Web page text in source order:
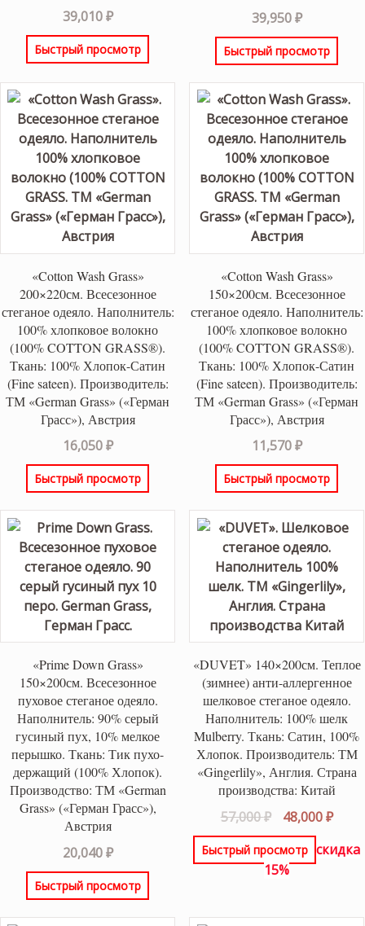
Оценка5.00
из 5
39,010₽
Быстрый просмотр
39,950₽
Быстрый просмотр
«Cotton Wash Grass»
200×220см. Всесезонное
стеганое одеяло. Наполнитель:
100% хлопковое волокно
(100% COTTON GRASS®).
Ткань: 100% Хлопок-Сатин
(Fine sateen). Производитель:
ТМ «German Grass» («Герман
Грасс»), Австрия
16,050₽
Быстрый просмотр
«Cotton Wash Grass»
150×200см. Всесезонное
стеганое одеяло. Наполнитель:
100% хлопковое волокно
(100% COTTON GRASS®).
Ткань: 100% Хлопок-Сатин
(Fine sateen). Производитель:
ТМ «German Grass» («Герман
Грасс»), Австрия
11,570₽
Быстрый просмотр
«Prime Down Grass»
150×200см. Всесезонное
пуховое стеганое одеяло.
Наполнитель: 90% серый
гусиный пух, 10% мелкое
перышко. Ткань: Тик пухо-
держащий (100% Хлопок).
Производство: ТМ «German
Grass» («Герман Грасс»),
Австрия
20,040₽
Быстрый просмотр
«DUVET» 140×200см. Теплое
(зимнее) анти-аллергенное
шелковое стеганое одеяло.
Наполнитель: 100% шелк
Mulberry. Ткань: Сатин, 100%
Хлопок. Производитель: ТМ
«Gingerlily», Англия. Страна
производства: Китай
57,000₽
цена
составляла
57,000 ₽.
48,000₽
Быстрый просмотр скидка
15%